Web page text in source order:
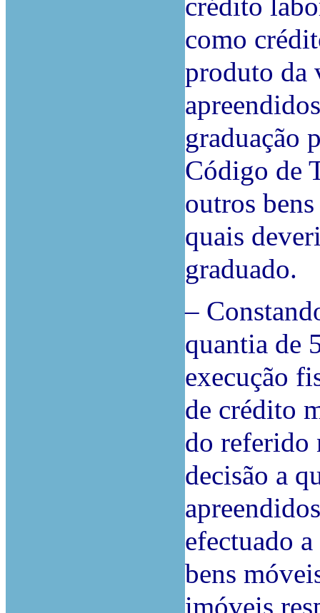
crédito
como
produto da
graduação
Código de
outros
quais
graduado.
–
quantia de
execução
de crédito
do referido
decisão a
efectuado
bens
imóveis